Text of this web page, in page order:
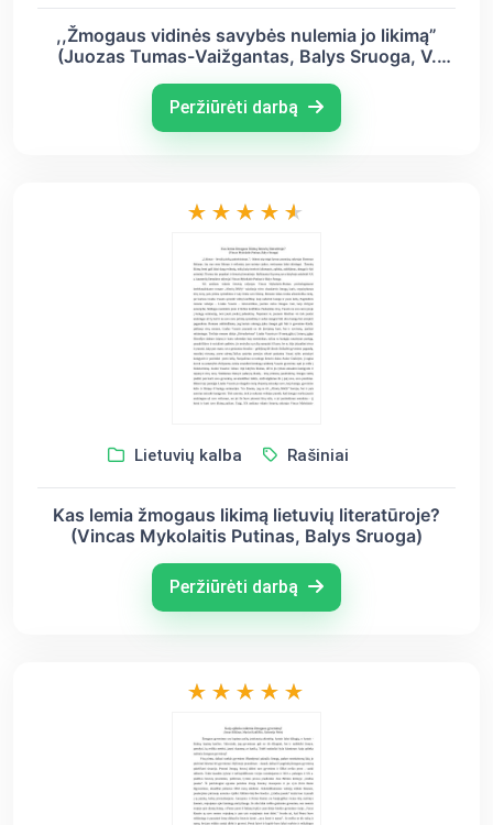
,,Žmogaus vidinės savybės nulemia jo likimą”
(Juozas Tumas-Vaižgantas, Balys Sruoga, V.
Peržiūrėti darbą
Lietuvių kalba Rašiniai
Kas lemia žmogaus likimą lietuvių literatūroje?
(Vincas Mykolaitis Putinas, Balys Sruoga)
Peržiūrėti darbą